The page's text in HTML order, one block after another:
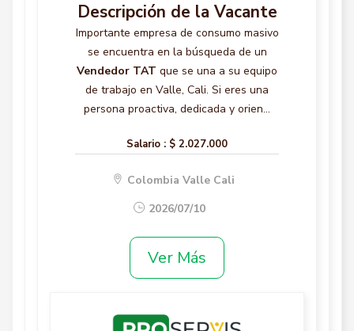
Descripción de la Vacante
Importante empresa de consumo masivo
se encuentra en la búsqueda de un
Vendedor TAT que se una a su equipo
de trabajo en Valle, Cali. Si eres una
persona proactiva, dedicada y orien...
Salario : $ 2.027.000
Colombia Valle Cali
2026/07/10
Ver Más